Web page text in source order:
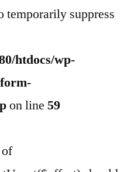
temporarily suppress
htdocs/wp-
on line 59